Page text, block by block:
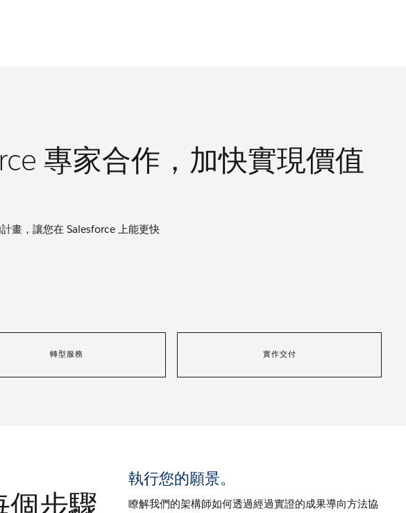
專家合作，加快實現價值
畫，讓您在 Salesforce 上能更快
轉型服務 實作交付
個步驟
執行您的願景。
瞭解我們的架構師如何透過經過實證的成果導向方法協